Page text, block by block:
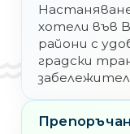
хотели във
райони с
градски